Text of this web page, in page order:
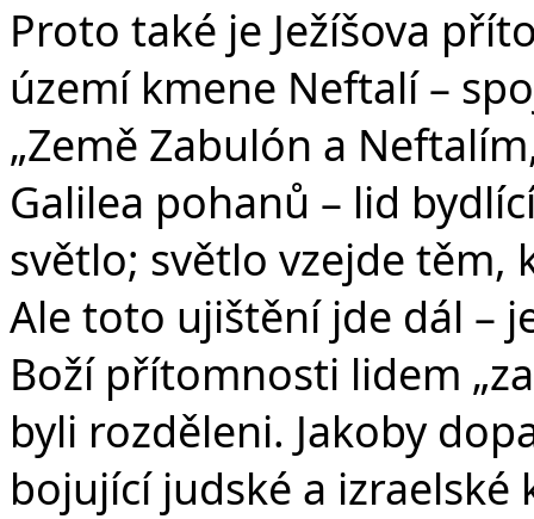
Proto také je Ježíšova
území kmene Neftalí –
„Země Zabulón a
Galilea pohanů – lid
světlo; světlo vzejde těm,
Ale toto ujištění jde dál –
Boží přítomnosti lidem
byli rozděleni. Jakoby
bojující judské a izraelské